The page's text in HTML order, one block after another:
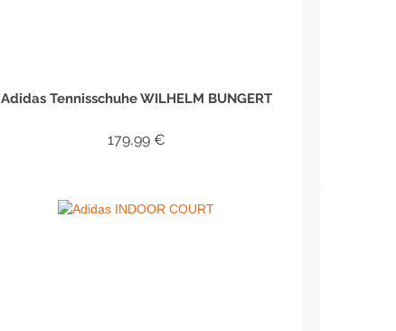
Adidas Tennisschuhe WILHELM BUNGERT
179,99 €